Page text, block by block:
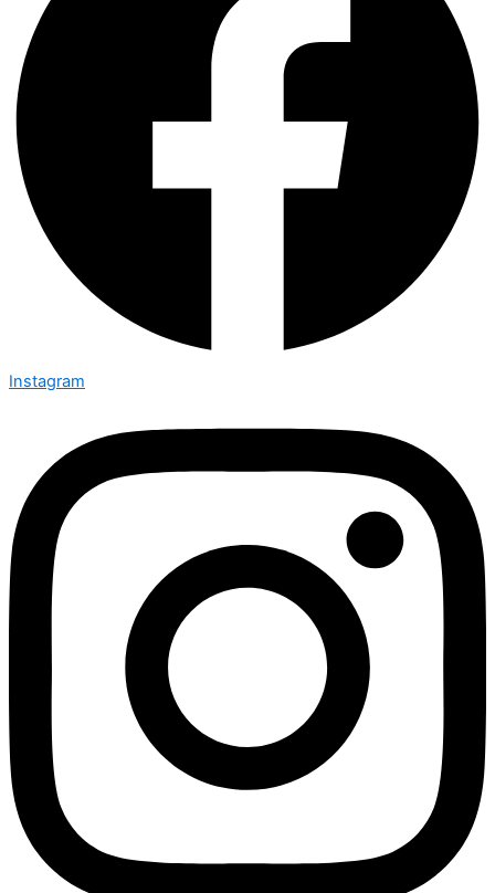
Instagram